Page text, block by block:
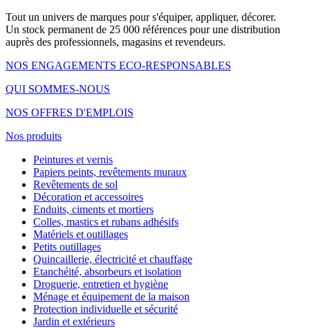
Tout un univers de marques pour s'équiper, appliquer, décorer.
Un stock permanent de 25 000 références pour une distribution
auprès des professionnels, magasins et revendeurs.
NOS ENGAGEMENTS ECO-RESPONSABLES
QUI SOMMES-NOUS
NOS OFFRES D'EMPLOIS
Nos produits
Peintures et vernis
Papiers peints, revêtements muraux
Revêtements de sol
Décoration et accessoires
Enduits, ciments et mortiers
Colles, mastics et rubans adhésifs
Matériels et outillages
Petits outillages
Quincaillerie, électricité et chauffage
Etanchéité, absorbeurs et isolation
Droguerie, entretien et hygiène
Ménage et équipement de la maison
Protection individuelle et sécurité
Jardin et extérieurs